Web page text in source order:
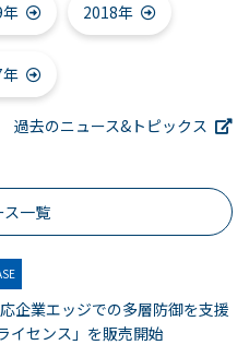
2018年
過去のニュース&トピックス
ス一覧
企業エッジでの多層防御を支援
イセンス」を販売開始